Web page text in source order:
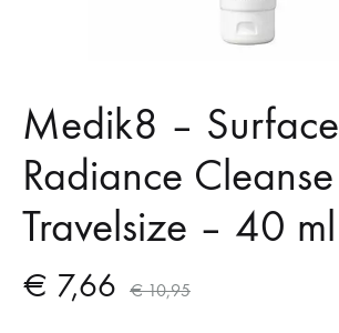
Medik8 – Surface
Radiance Cleanse
Travelsize – 40 ml
€ 7,66 €10,95